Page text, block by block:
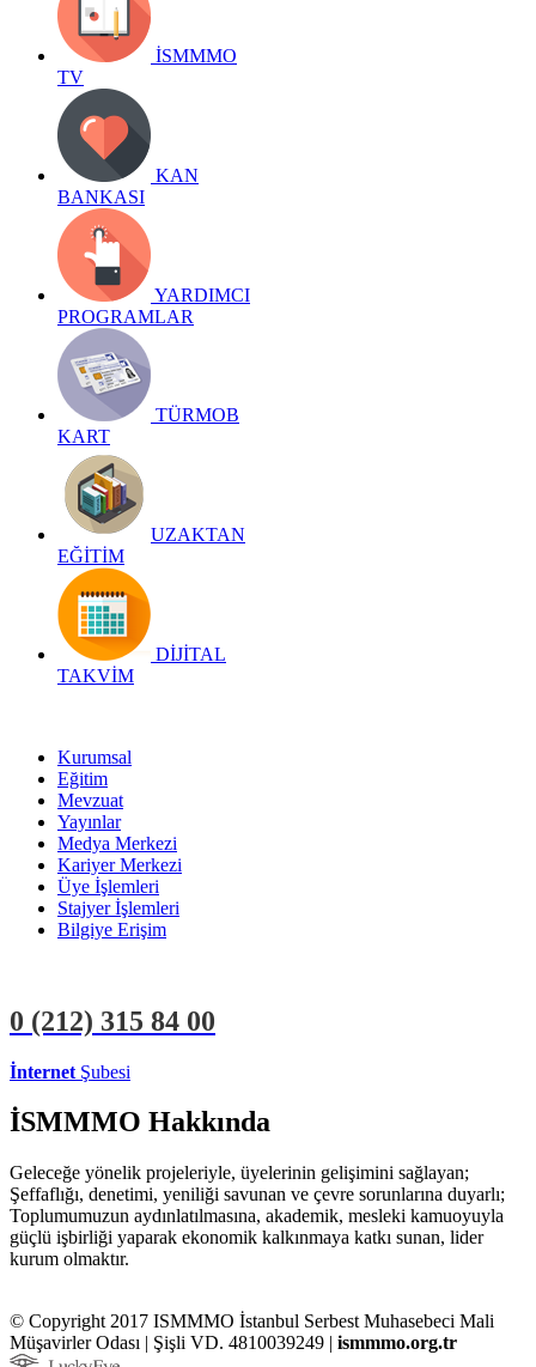
İSMMMO
TV
KAN
BANKASI
YARDIMCI
PROGRAMLAR
TÜRMOB
KART
UZAKTAN
EĞİTİM
DİJİTAL
TAKVİM
Kurumsal
Eğitim
Mevzuat
Yayınlar
Medya Merkezi
Kariyer Merkezi
Üye İşlemleri
Stajyer İşlemleri
Bilgiye Erişim
0 (212) 315 84 00
İnternet Şubesi
İSMMMO Hakkında
Geleceğe yönelik projeleriyle, üyelerinin gelişimini sağlayan;
Şeffaflığı, denetimi, yeniliği savunan ve çevre sorunlarına duyarlı;
Toplumumuzun aydınlatılmasına, akademik, mesleki kamuoyuyla
güçlü işbirliği yaparak ekonomik kalkınmaya katkı sunan, lider
kurum olmaktır.
© Copyright 2017 ISMMMO İstanbul Serbest Muhasebeci Mali
Müşavirler Odası | Şişli VD. 4810039249 | ismmmo.org.tr